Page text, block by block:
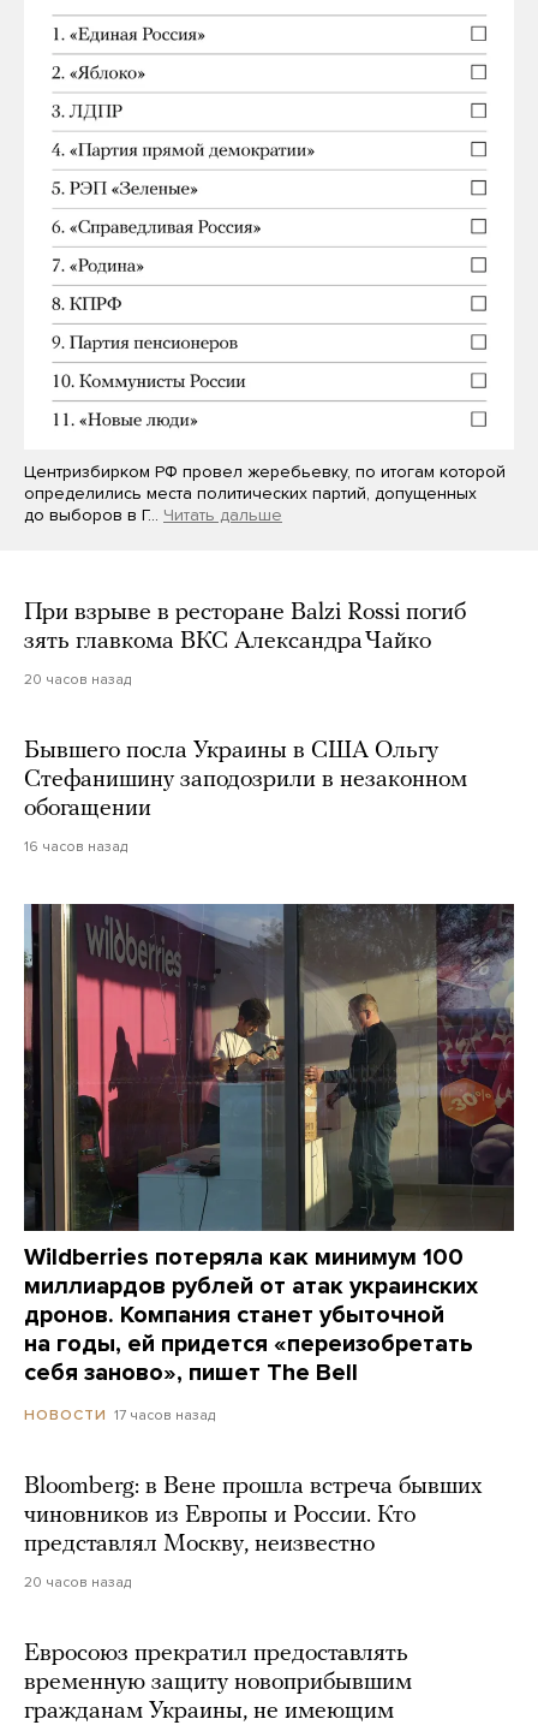
Центризбирком РФ провел жеребьевку, по итогам которой
определились места политических партий, допущенных
до выборов в Г… Читать дальше
При взрыве в ресторане Balzi Rossi погиб
зять главкома ВКС Александра Чайко
20 часов назад
Бывшего посла Украины в США Ольгу
Стефанишину заподозрили в незаконном
обогащении
16 часов назад
Wildberries потеряла как минимум 100
миллиардов рублей от атак украинских
дронов. Компания станет убыточной
на годы, ей придется «переизобретать
себя заново», пишет The Bell
НОВОСТИ 17 часов назад
Bloomberg: в Вене прошла встреча бывших
чиновников из Европы и России. Кто
представлял Москву, неизвестно
20 часов назад
Евросоюз прекратил предоставлять
временную защиту новоприбывшим
гражданам Украины, не имеющим